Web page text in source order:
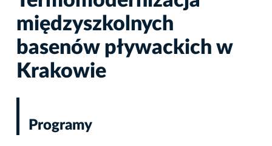
międzyszkolnych
basenów pływackich w
Krakowie
Programy